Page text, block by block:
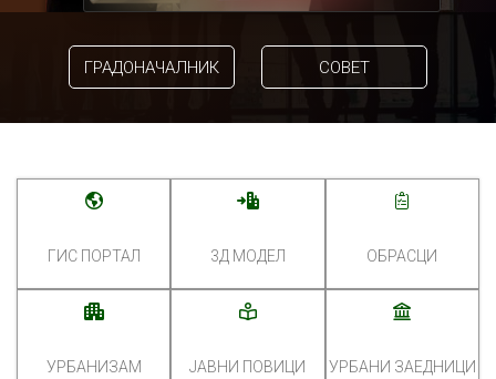
ГРАДОНАЧАЛНИК СОВЕТ
ГИС ПОРТАЛ 3Д МОДЕЛ ОБРАСЦИ
УРБАНИЗАМ ЈАВНИ ПОВИЦИ УРБАНИ ЗАЕДНИЦИ